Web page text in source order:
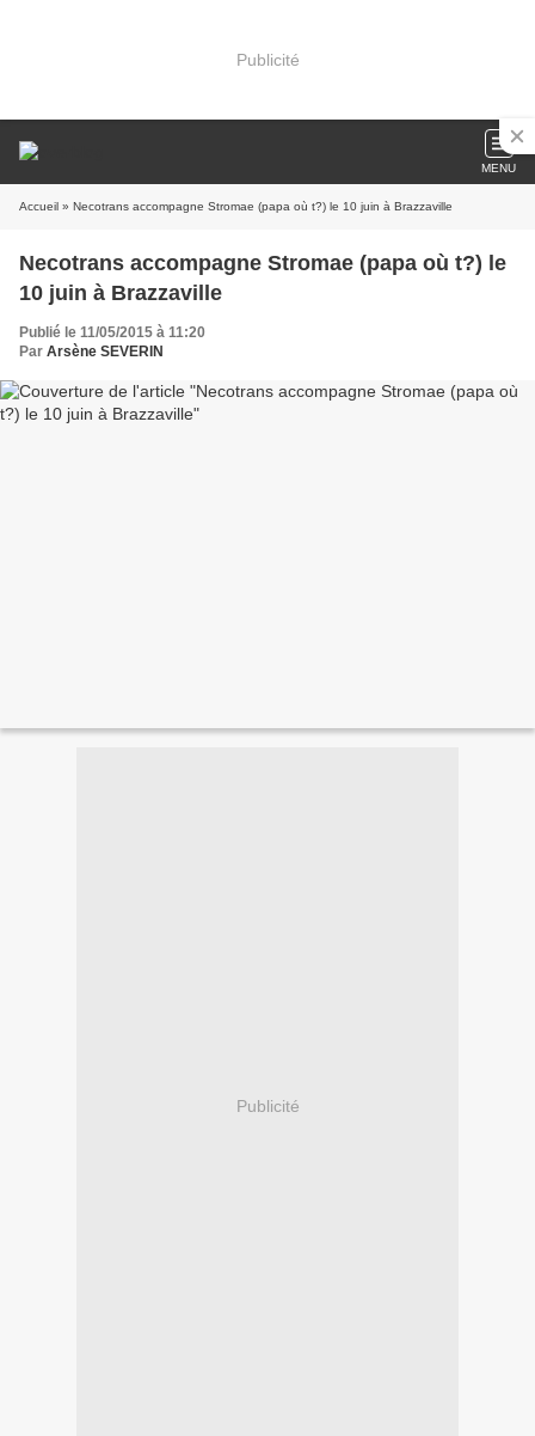
Publicité
MENU
Accueil » Necotrans accompagne Stromae (papa où t?) le 10 juin à Brazzaville
Necotrans accompagne Stromae (papa où t?) le
10 juin à Brazzaville
Publié le 11/05/2015 à 11:20
Par Arsène SEVERIN
Publicité